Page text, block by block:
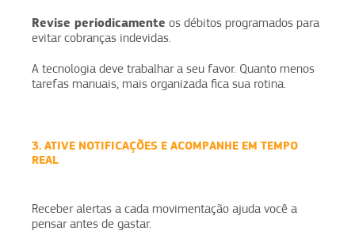
Revise periodicamente os débitos programados para
evitar cobranças indevidas.
A tecnologia deve trabalhar a seu favor. Quanto menos
tarefas manuais, mais organizada fica sua rotina.
3. ATIVE NOTIFICAÇÕES E ACOMPANHE EM TEMPO
REAL
Receber alertas a cada movimentação ajuda você a
pensar antes de gastar.